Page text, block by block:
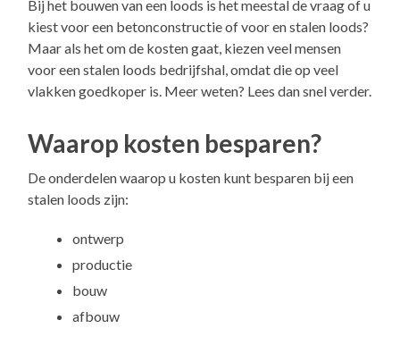
Bij het bouwen van een loods is het meestal de vraag of u
kiest voor een betonconstructie of voor en stalen loods?
Maar als het om de kosten gaat, kiezen veel mensen
voor een stalen loods bedrijfshal, omdat die op veel
vlakken goedkoper is. Meer weten? Lees dan snel verder.
Waarop kosten besparen?
De onderdelen waarop u kosten kunt besparen bij een
stalen loods zijn:
ontwerp
productie
bouw
afbouw